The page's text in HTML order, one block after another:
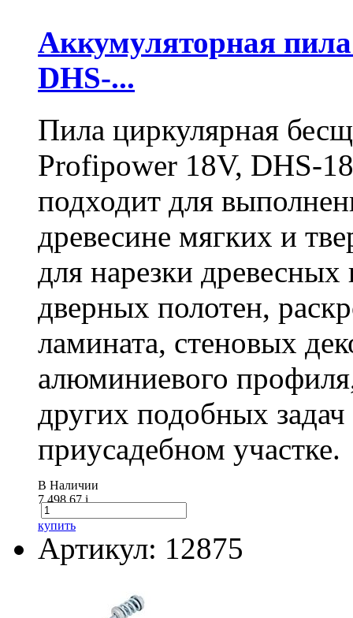
Аккумуляторная
DHS-...
Пила циркулярная
Profipower 18V, DHS-
подходит для
древесине мягких и
для нарезки
дверных полотен,
ламината, стеновых
алюминиевого
других подобных
приусадебном участке.
В Наличии
7 498.67i
купить
Артикул: 12875